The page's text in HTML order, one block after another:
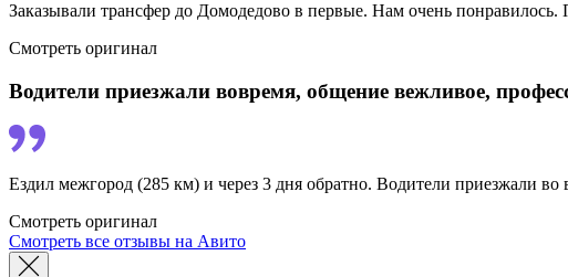
Заказывали трансфер до Домодедово в первые. Нам очень понравилось.
Смотреть оригинал
Водители приезжали вовремя, общение вежливое,
Ездил межгород (285 км) и через 3 дня обратно. Водители приезжали
Смотреть оригинал
Смотреть все отзывы на Авито